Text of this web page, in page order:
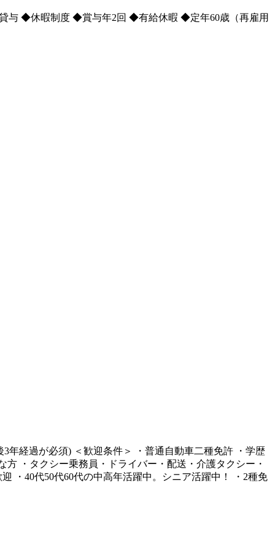
与 ◆休暇制度 ◆賞与年2回 ◆有給休暇 ◆定年60歳（再雇用
年経過が必須) ＜歓迎条件＞ ・普通自動車二種免許 ・学歴
・タクシー乗務員・ドライバー・配送・介護タクシー・
・40代50代60代の中高年活躍中。シニア活躍中！ ・2種免